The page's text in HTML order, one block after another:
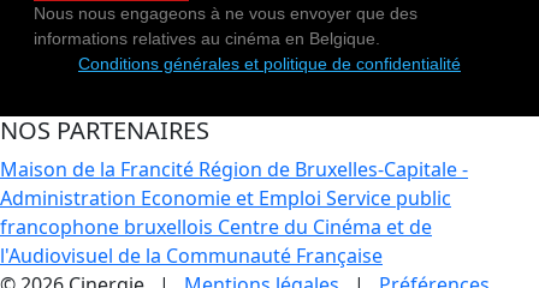
Nous nous engageons à ne vous envoyer que des
informations relatives au cinéma en Belgique.
Conditions générales et politique de confidentialité
NOS PARTENAIRES
Maison de la Francité Région de Bruxelles-Capitale -
Administration Economie et Emploi Service public
francophone bruxellois Centre du Cinéma et de
l'Audiovisuel de la Communauté Française